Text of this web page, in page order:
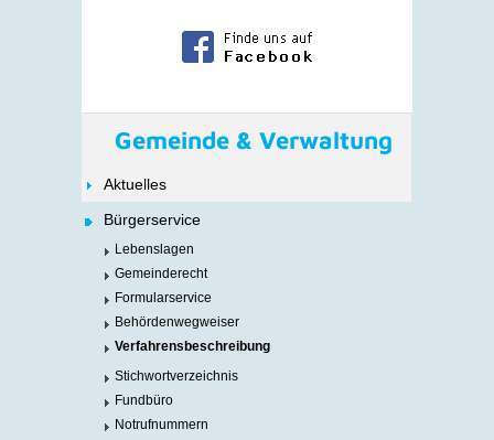
Gemeinde & Verwaltung
Aktuelles
Bürgerservice
Lebenslagen
Gemeinderecht
Formularservice
Behördenwegweiser
Verfahrensbeschreibung
Stichwortverzeichnis
Fundbüro
Notrufnummern